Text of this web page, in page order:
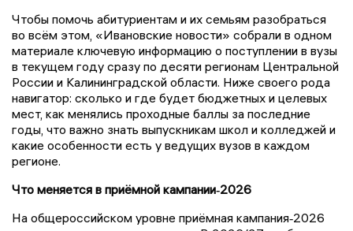
Чтобы помочь абитуриентам и их семьям разобраться
во всём этом, «Ивановские новости» собрали в одном
материале ключевую информацию о поступлении в вузы
в текущем году сразу по десяти регионам Центральной
России и Калининградской области. Ниже своего рода
навигатор: сколько и где будет бюджетных и целевых
мест, как менялись проходные баллы за последние
годы, что важно знать выпускникам школ и колледжей и
какие особенности есть у ведущих вузов в каждом
регионе.
Что меняется в приёмной кампании‑2026
На общероссийском уровне приёмная кампания‑2026